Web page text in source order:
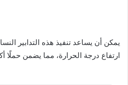
يمكن أن يساعد تنفيذ هذه التدابير
ارتفاع درجة الحرارة، مما يضمن حملًا